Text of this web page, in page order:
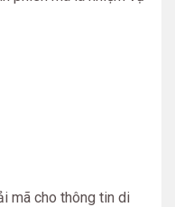
mã cho thông tin di